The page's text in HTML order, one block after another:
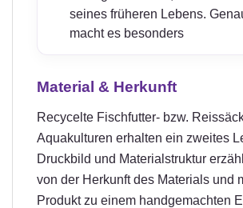
seines früheren Lebens.
macht es besonders
Material & Herkunft
Recycelte Fischfutter- bzw.
Aquakulturen erhalten ein zweites
Druckbild und Materialstruktur
von der Herkunft des Materials und
Produkt zu einem handgemachten